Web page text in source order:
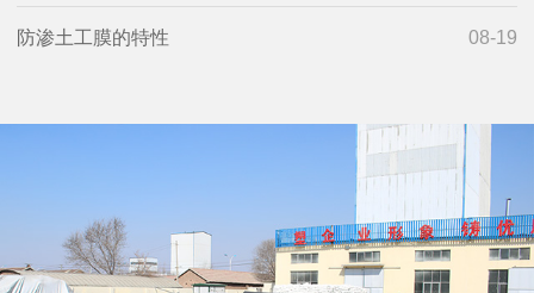
08-19
防渗土工膜的特性